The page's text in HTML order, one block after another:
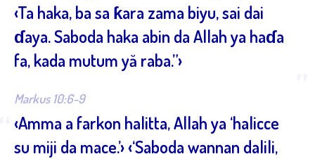
‹Ta haka, ba sa ƙara zama biyu, sai dai
ɗaya. Saboda haka abin da Allah ya haɗa
fa, kada mutum yă raba.”›
Markus 10:6-9
‹Amma a farkon halitta, Allah ya ‘halicce
su miji da mace.’› ‹‘Saboda wannan dalili,